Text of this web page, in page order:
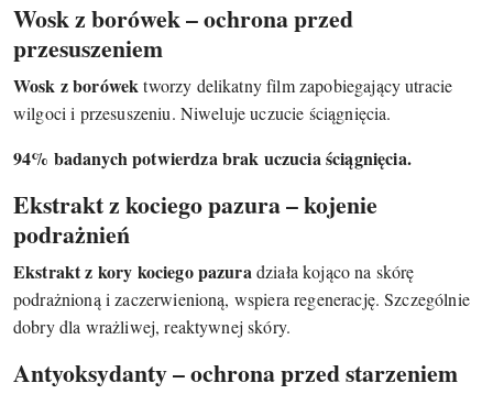
Wosk z borówek – ochrona przed
przesuszeniem
Wosk z borówektworzy delikatny film zapobiegający utracie
wilgoci i przesuszeniu. Niweluje uczucie ściągnięcia.
94% badanych potwierdza brak uczucia ściągnięcia.
Ekstrakt z kociego pazura – kojenie
podrażnień
Ekstrakt z kory kociego pazuradziała kojąco na skórę
podrażnioną i zaczerwienioną, wspiera regenerację. Szczególnie
dobry dla wrażliwej, reaktywnej skóry.
Antyoksydanty – ochrona przed starzeniem